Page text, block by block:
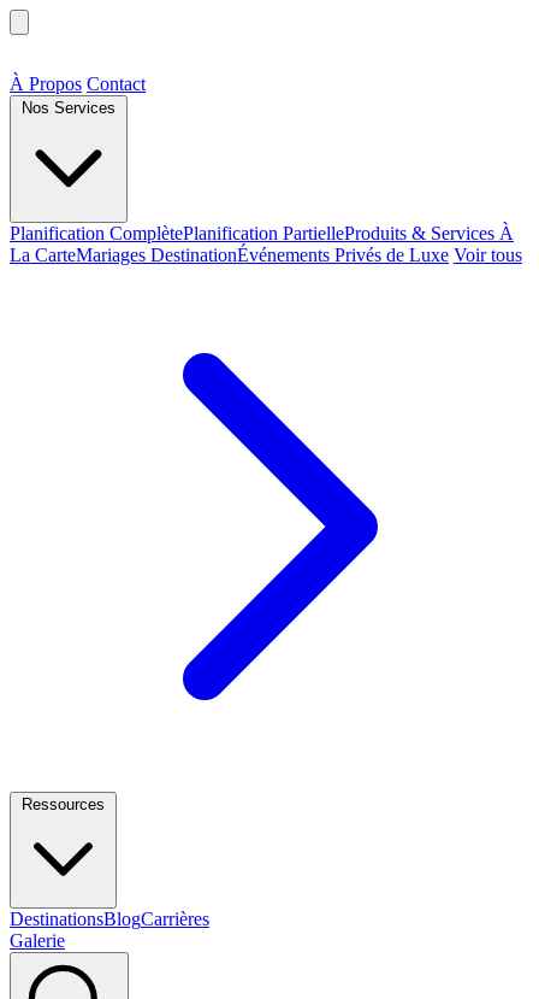
À Propos Contact
Planification ComplètePlanification PartielleProduits & Services À
La CarteMariages DestinationÉvénements Privés de Luxe Voir tous
DestinationsBlogCarrières
Galerie